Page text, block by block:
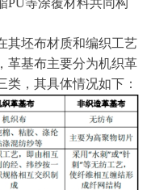
PU等涂覆材料共同构
其坯布材质和编织工艺
革基布主要分为机织革
，其具体情况如下：